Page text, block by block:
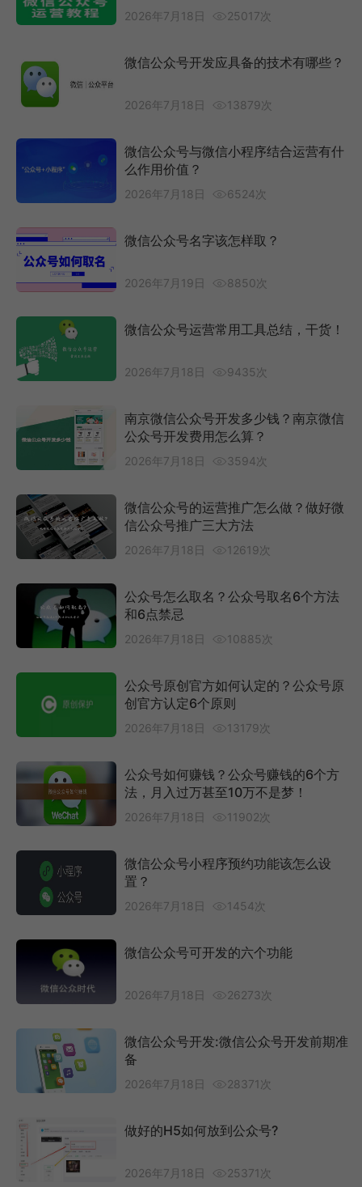
2026年7月18日 25017次
微信公众号开发应具备的技术有哪些？
2026年7月18日 13879次
微信公众号与微信小程序结合运营有什
么作用价值？
2026年7月18日 6524次
微信公众号名字该怎样取？
2026年7月19日 8850次
微信公众号运营常用工具总结，干货！
2026年7月18日 9435次
南京微信公众号开发多少钱？南京微信
公众号开发费用怎么算？
2026年7月18日 3594次
微信公众号的运营推广怎么做？做好微
信公众号推广三大方法
2026年7月18日 12619次
公众号怎么取名？公众号取名6个方法
和6点禁忌
2026年7月18日 10885次
公众号原创官方如何认定的？公众号原
创官方认定6个原则
2026年7月18日 13179次
公众号如何赚钱？公众号赚钱的6个方
法，月入过万甚至10万不是梦！
2026年7月18日 11902次
微信公众号小程序预约功能该怎么设
置？
2026年7月18日 1454次
微信公众号可开发的六个功能
2026年7月18日 26273次
微信公众号开发:微信公众号开发前期准
备
2026年7月18日 28371次
做好的H5如何放到公众号?
2026年7月18日 25371次